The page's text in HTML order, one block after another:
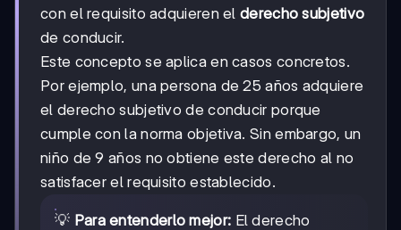
con el requisito adquieren elderecho subjetivo
de conducir.
Este concepto se aplica en casos concretos.
Por ejemplo, una persona de 25 años adquiere
el derecho subjetivo de conducir porque
cumple con la norma objetiva. Sin embargo, un
niño de 9 años no obtiene este derecho al no
satisfacer el requisito establecido.
💡 Para entenderlo mejor: El derecho